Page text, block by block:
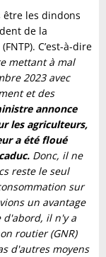
être les dindons
de la
C’est-à-dire
mettant à mal
2023 avec
et des
annonce
les agriculteurs,
a été floué
Donc, il ne
reste le seul
sur
un avantage
d'abord, il n'y a
routier (GNR)
d'autres moyens